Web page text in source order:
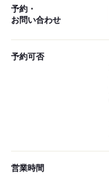
予約・
お問い合わせ
予約可否
営業時間